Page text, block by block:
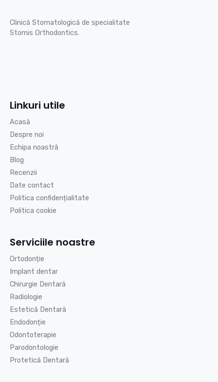
Clinică Stomatologică de specialitate
Stomis Orthodontics.
Linkuri utile
Acasă
Despre noi
Echipa noastră
Blog
Recenzii
Date contact
Politica confidențialitate
Politica cookie
Serviciile noastre
Ortodonție
Implant dentar
Chirurgie Dentară
Radiologie
Estetică Dentară
Endodonție
Odontoterapie
Parodontologie
Protetică Dentară